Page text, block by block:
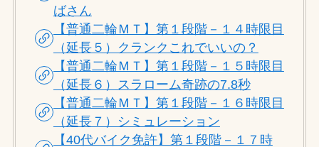
ばさん
【普通二輪ＭＴ】第１段階－１４時限目
（延長５）クランクこれでいいの？
【普通二輪ＭＴ】第１段階－１５時限目
（延長６）スラローム奇跡の7.8秒
【普通二輪ＭＴ】第１段階－１６時限目
（延長７）シミュレーション
【40代バイク免許】第１段階－１７時